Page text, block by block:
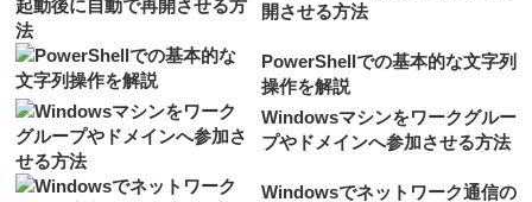
開させる方法
PowerShellでの基本的な文字列
操作を解説
Windowsマシンをワークグルー
プやドメインへ参加させる方法
Windowsでネットワーク通信の